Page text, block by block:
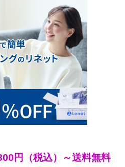
円（税込）～送料無料